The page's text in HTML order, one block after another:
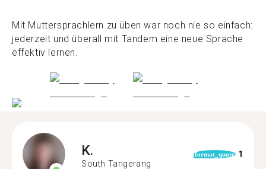
Mit Muttersprachlern zu üben war noch nie so einfach:
jederzeit und überall mit Tandem eine neue Sprache
effektiv lernen.
K.
South Tangerang
format_quote 1